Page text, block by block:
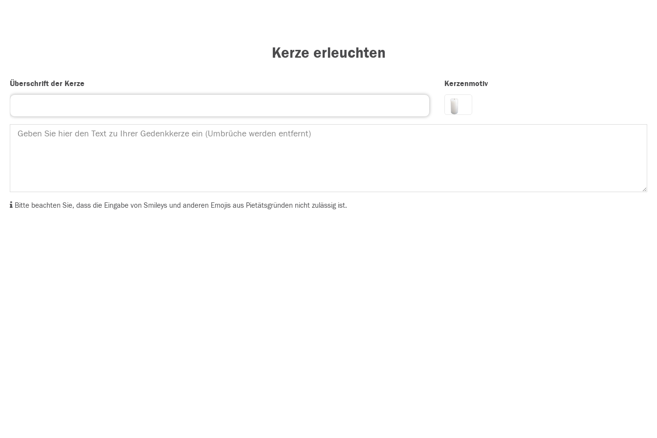
Kerze erleuchten
Überschrift der Kerze Kerzenmotiv
Bitte beachten Sie, dass die Eingabe von Smileys und anderen Emojis aus Pietätsgründen nicht zulässig ist.